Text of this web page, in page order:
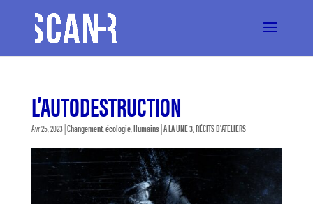
L’AUTODESTRUCTION
Avr 25, 2023|Changement,écologie,Humains|A LA UNE 3,RÉCITS D'ATELIERS